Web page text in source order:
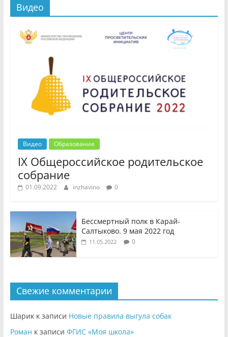
Видео
Видео Образование
IX Общероссийское родительское
собрание
01.09.2022 inzhavino 0
Бессмертный полк в Карай-
Салтыково. 9 мая 2022 год
11.05.2022 0
Свежие комментарии
Шарикк записи Новые правила выгула собак
Роман к записи ФГИС «Моя школа»